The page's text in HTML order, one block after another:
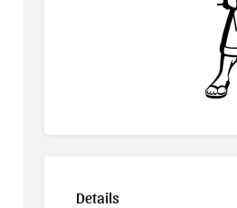
Details